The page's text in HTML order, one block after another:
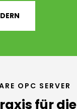
OPC SERVER
für die